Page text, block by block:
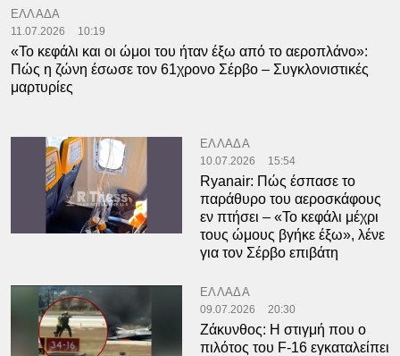
ΕΛΛΑΔΑ
11.07.2026 10:19
«Το κεφάλι και οι ώμοι του ήταν έξω από το αεροπλάνο»:
Πώς η ζώνη έσωσε τον 61χρονο Σέρβο – Συγκλονιστικές
μαρτυρίες
ΕΛΛΑΔΑ
10.07.2026 15:54
Ryanair: Πώς έσπασε το
παράθυρο του αεροσκάφους
εν πτήσει – «Το κεφάλι μέχρι
τους ώμους βγήκε έξω», λένε
για τον Σέρβο επιβάτη
ΕΛΛΑΔΑ
09.07.2026 20:30
Ζάκυνθος: Η στιγμή που ο
πιλότος του F-16 εγκαταλείπει